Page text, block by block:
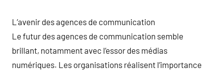
L’avenir des agences de communication
Le futur des agences de communication semble
brillant, notamment avec l’essor des médias
numériques. Les organisations réalisent l’importance